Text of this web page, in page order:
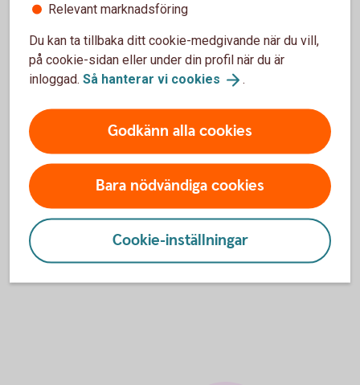
Leasa enstaka bilar med grön billeasing (1-4bilar)
Ramavtal billeasing (5 bilar och uppåt)
Bilpark via Autoplan (20 bilar ochuppåt)
För att se detta innehåll behöver du först
godkänna cookies för Funktioner, prestanda
Relevant marknadsföring
Du kan ta tillbaka ditt cookie-medgivande när du vill,
på cookie-sidan eller under din profil när du är
inloggad. Så hanterar vi cookies .
Godkänn alla cookies
Bara nödvändiga cookies
Cookie-inställningar